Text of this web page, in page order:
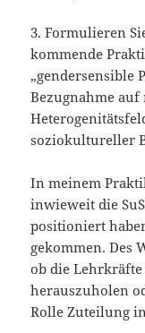
3. Formulieren
kommende
„gendersensible
Bezugnahme auf
soziokultureller
In meinem
inwieweit die
positioniert
gekommen. Des
ob die Lehrkräfte
herauszuholen
Rolle Zuteilung